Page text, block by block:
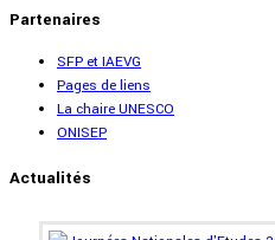
Partenaires
SFP et IAEVG
Pages de liens
La chaire UNESCO
ONISEP
Actualités